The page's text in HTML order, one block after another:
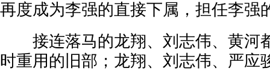
再度成为李强的直接下属，担任李强
接连落马的龙翔、刘志伟、黄河
时重用的旧部；龙翔、刘志伟、严应